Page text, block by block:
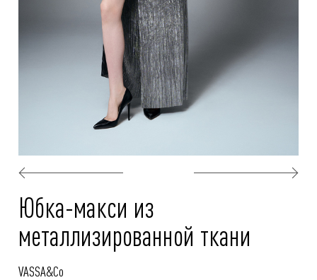
Юбка-макси из
металлизированной ткани
VASSA&Co